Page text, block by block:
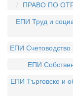
ПРАВО ПО
ЕПИ Труд и
ЕПИ
ЕПИ
ЕПИ Търговско и